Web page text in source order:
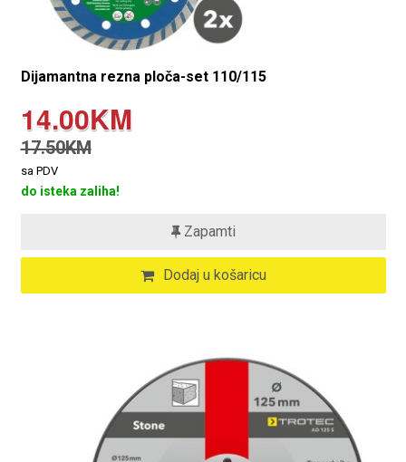
Dijamantna rezna ploča-set 110/115
14.00KM
17.50KM
sa PDV
do isteka zaliha!
Zapamti
Dodaj u košaricu